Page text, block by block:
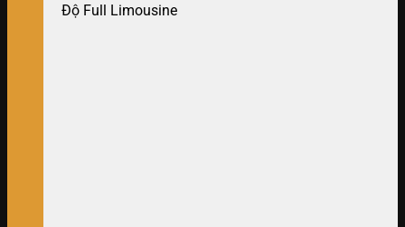
Độ Full Limousine